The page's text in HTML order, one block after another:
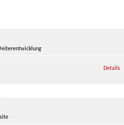
der
wiegt.
Details